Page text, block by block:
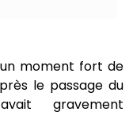
moment fort de
le passage du
gravement